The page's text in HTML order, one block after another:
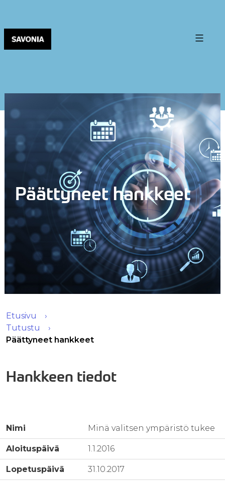
Päättyneet hankkeet
Etusivu
Tutustu
Päättyneet hankkeet
Hankkeen tiedot
Nimi Minä valitsen ympäristö tukee
Aloituspäivä 1.1.2016
Lopetuspäivä 31.10.2017